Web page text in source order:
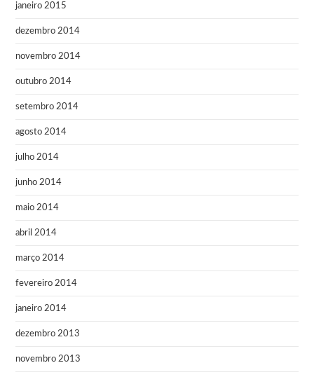
janeiro 2015
dezembro 2014
novembro 2014
outubro 2014
setembro 2014
agosto 2014
julho 2014
junho 2014
maio 2014
abril 2014
março 2014
fevereiro 2014
janeiro 2014
dezembro 2013
novembro 2013